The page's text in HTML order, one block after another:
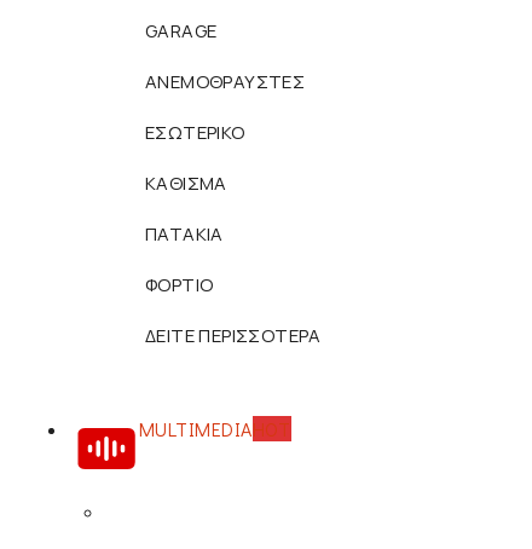
GARAGE
ΑΝΕΜΟΘΡΑΥΣΤΕΣ
ΕΣΩΤΕΡΙΚΟ
ΚΑΘΙΣΜΑ
ΠΑΤΑΚΙΑ
ΦΟΡΤΙΟ
ΔΕΙΤΕ ΠΕΡΙΣΣΟΤΕΡΑ
MULTIMEDIAHOT